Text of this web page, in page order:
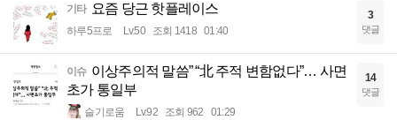
기타 요즘 당근 핫플레이스
하루5프로 Lv.50 조회 1418 01:40
3
댓글
이슈 이상주의적 말씀” “北 주적 변함없다”… 사면
초가 통일부
슬기로움 Lv.92 조회 962 01:29
14
댓글